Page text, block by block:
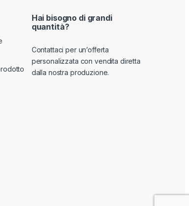
Hai bisogno di grandi
quantità?
Contattaci per un’offerta
personalizzata con vendita diretta
dalla nostra produzione.